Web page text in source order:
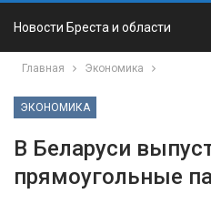
Новости Бреста и области
Главная Экономика
ЭКОНОМИКА
В Беларуси
прямоугольные